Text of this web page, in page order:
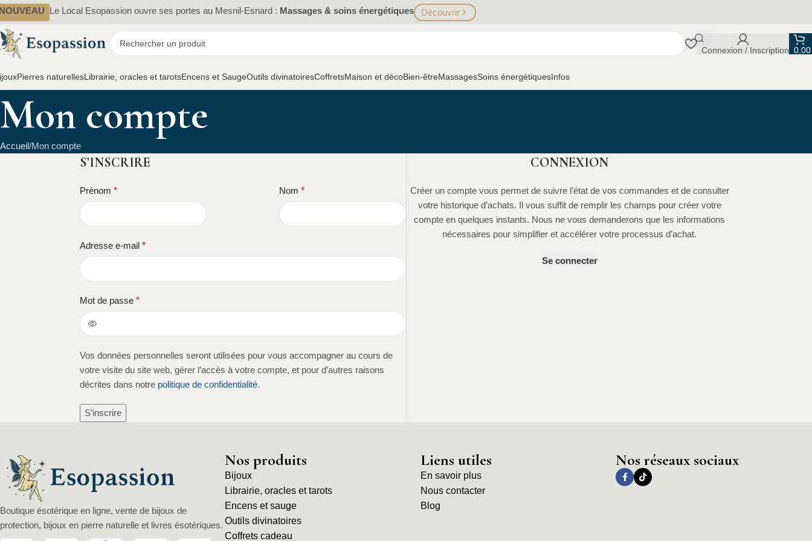
Le Local Esopassion ouvre ses portes au Mesnil-Esnard : Massages & soins énergétiques Découvrir
Connexion / Inscription
Pierres naturellesLibrairie, oracles et tarotsEncens et SaugeOutils divinatoiresCoffretsMaison et décoBien-êtreMassagesSoins énergétiquesInfos
Mon compte
Accueil Mon compte
S’INSCRIRE
Prénom * Nom *
Adresse e-mail *
Mot de passe *
Vos données personnelles seront utilisées pour vous accompagner au cours de
votre visite du site web, gérer l’accès à votre compte, et pour d’autres raisons
décrites dans notre politique de confidentialité.
S’inscrire
CONNEXION
Créer un compte vous permet de suivre l’état de vos commandes et de consulter
votre historique d’achats. Il vous suffit de remplir les champs pour créer votre
compte en quelques instants. Nous ne vous demanderons que les informations
nécessaires pour simplifier et accélérer votre processus d’achat.
Se connecter
Boutique ésotérique en ligne, vente de bijoux de
protection, bijoux en pierre naturelle et livres ésotériques.
Nos produits
Bijoux
Librairie, oracles et tarots
Encens et sauge
Outils divinatoires
Coffrets cadeau
Liens utiles
En savoir plus
Nous contacter
Blog
Nos réseaux sociaux